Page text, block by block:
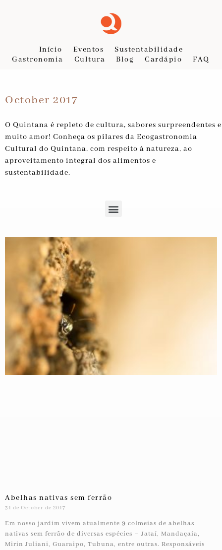
Início Eventos
Sustentabilidade
Gastronomia
Cultura Blog Cardápio FAQ
October 2017
O Quintana é repleto de cultura, sabores surpreendentes e
muito amor! Conheça os pilares da Ecogastronomia
Cultural do Quintana, com respeito à natureza, ao
aproveitamento integral dos alimentos e
sustentabilidade.
Abelhas nativas sem ferrão
31 de October de 2017
Em nosso jardim vivem atualmente 9 colmeias de abelhas
nativas sem ferrão de diversas espécies – Jataí, Mandaçaia,
Mirin Juliani, Guaraipo, Tubuna, entre outras. Responsáveis